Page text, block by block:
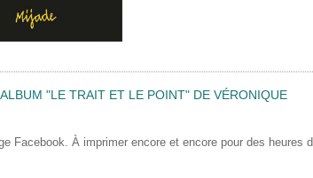
"LE TRAIT ET LE POINT" DE VÉRONIQUE
Facebook. À imprimer encore et encore pour des heures